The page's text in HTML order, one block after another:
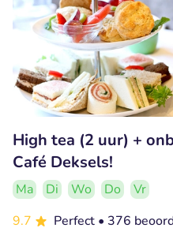
High tea (2 uur) +
Café Deksels!
Ma Di Wo Do
Vr
9.7
Perfect • 376